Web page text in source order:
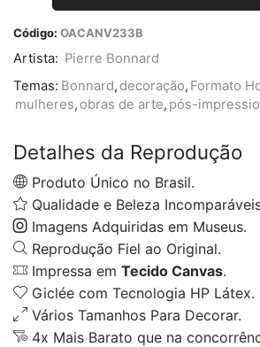
Código: OACANV233B
Artista: Pierre Bonnard
Temas: Bonnard, decoração, Formato
mulheres, obras de arte, pós-
Detalhes da Reprodução
Produto Único no Brasil.
Qualidade e Beleza
Imagens Adquiridas em Museus.
Reprodução Fiel ao Original.
Impressa em Tecido Canvas.
Giclée com Tecnologia HP Látex.
Vários Tamanhos Para Decorar.
4x Mais Barato que na